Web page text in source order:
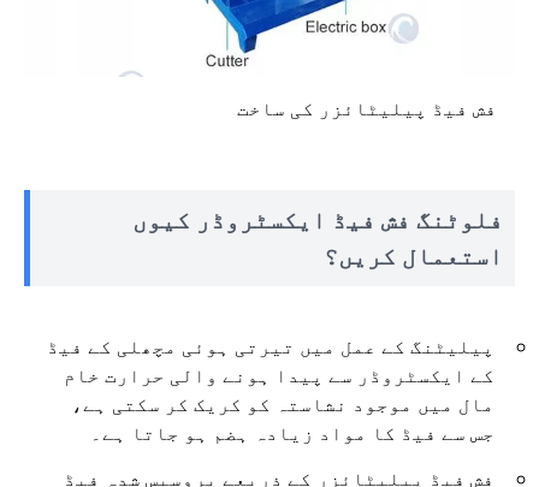
فش فیڈ پیلیٹائزر کی ساخت
فلوٹنگ فش فیڈ ایکسٹروڈر کیوں
استعمال کریں؟
پیلیٹنگ کے عمل میں تیرتی ہوئی مچھلی کے فیڈ
کے ایکسٹروڈر سے پیدا ہونے والی حرارت خام
مال میں موجود نشاستہ کو کریک کر سکتی ہے،
جس سے فیڈ کا مواد زیادہ ہضم ہو جاتا ہے۔
فش فیڈ پیلیٹائزر کے ذریعے پروسیس شدہ فیڈ